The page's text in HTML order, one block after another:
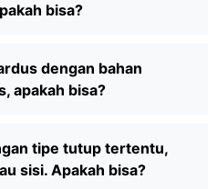
bisa?
dengan bahan
apakah bisa?
tipe tutup tertentu,
sisi. Apakah bisa?